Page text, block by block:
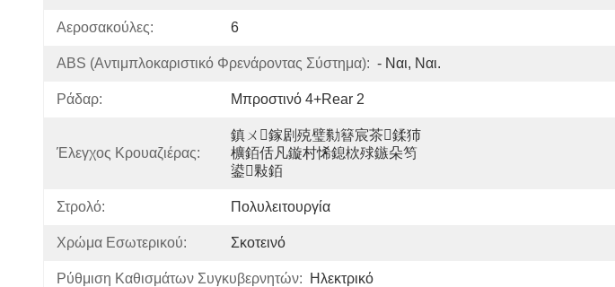
Αεροσακούλες: 6
ABS (αντιμπλοκαριστικό Φρενάροντας Σύστημα): - Ναι, Ναι.
Ράδαρ: Μπροστινό 4+Rear 2
Έλεγχος Κρουαζιέρας:
鎮ㄨ鎵剧殑璧勬簮宸茶鍒犻
櫎銆佸凡鏇村悕鎴栨殏鏃朵笉
鍙敤銆
Στρολό: Πολυλειτουργία
Χρώμα Εσωτερικού: Σκοτεινό
Ρύθμιση Καθισμάτων Συγκυβερνητών: Ηλεκτρικό